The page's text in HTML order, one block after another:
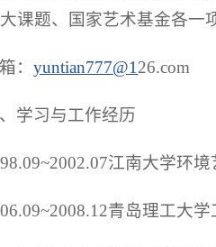
课题、国家艺术基金各一
：yuntian777@1 26.com
学习与工作经历
江南大学环
青岛理工大